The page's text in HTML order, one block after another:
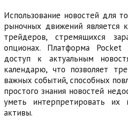
Использование новостей для
рыночных движений является
трейдеров, стремящихся
опционах. Платформа Pocket
доступ к актуальным
календарю, что позволяет
важных событий, способных
простого знания новостей
уметь интерпретировать их
активы.